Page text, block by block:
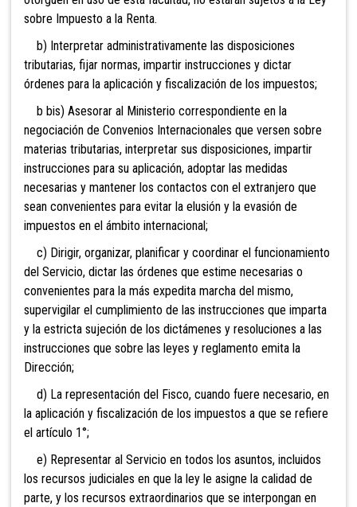
sobre Impuesto a la Renta.
b) Interpretar administrativamente las disposiciones
tributarias, fijar normas, impartir instrucciones y dictar
órdenes para la aplicación y fiscalización de los impuestos;
b bis) Asesorar al Ministerio correspondiente en la
negociación de Convenios Internacionales que versen sobre
materias tributarias, interpretar sus disposiciones, impartir
instrucciones para su aplicación, adoptar las medidas
necesarias y mantener los contactos con el extranjero que
sean convenientes para evitar la elusión y la evasión de
impuestos en el ámbito internacional;
c) Dirigir, organizar, planificar y coordinar el funcionamiento
del Servicio, dictar las órdenes que estime necesarias o
convenientes para la más expedita marcha del mismo,
supervigilar el cumplimiento de las instrucciones que imparta
y la estricta sujeción de los dictámenes y resoluciones a las
instrucciones que sobre las leyes y reglamento emita la
Dirección;
d) La representación del Fisco, cuando fuere necesario, en
la aplicación y fiscalización de los impuestos a que se refiere
el artículo 1°;
e) Representar al Servicio en todos los asuntos, incluidos
los recursos judiciales en que la ley le asigne la calidad de
parte, y los recursos extraordinarios que se interpongan en